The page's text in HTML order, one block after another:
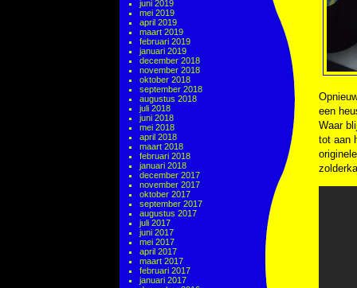
juni 2019
mei 2019
april 2019
maart 2019
februari 2019
januari 2019
december 2018
november 2018
oktober 2018
september 2018
augustus 2018
juli 2018
juni 2018
mei 2018
april 2018
maart 2018
februari 2018
januari 2018
december 2017
november 2017
oktober 2017
september 2017
augustus 2017
juli 2017
juni 2017
mei 2017
april 2017
maart 2017
februari 2017
januari 2017
een
Waar
tot aan